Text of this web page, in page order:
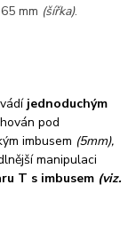
mm (šířka).
jednoduchým
pod
imbusem (5mm),
manipulaci
T s imbusem (viz.